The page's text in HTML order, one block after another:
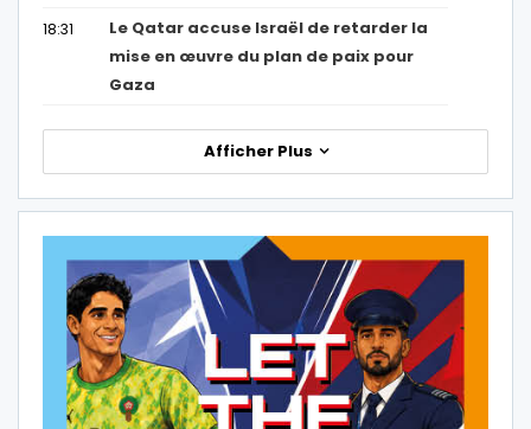
18:31
Le Qatar accuse Israël de retarder la
mise en œuvre du plan de paix pour
Gaza
Afficher Plus